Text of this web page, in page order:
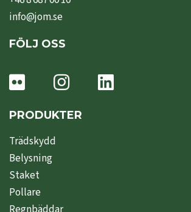
info@jom.se
FÖLJ OSS
PRODUKTER
Trädskydd
Belysning
Staket
Pollare